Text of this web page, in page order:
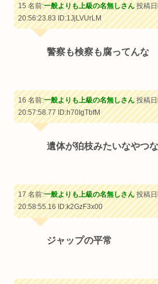
15 名前:一般よりも上級の名無しさん投稿
20:56:23.83ID:1JjLVUrLM
警察も検察も腐ってんな
16 名前:一般よりも上級の名無しさん投稿
20:57:58.77ID:h70IgTbfM
遺体が狛枝みたいなやつ
17 名前:一般よりも上級の名無しさん投稿
20:58:55.16ID:k2GzF3x00
ジャップの平常